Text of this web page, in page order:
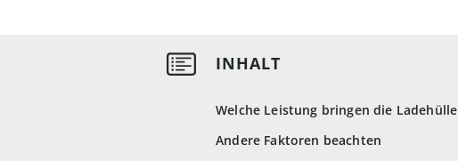
Welche Leistung bringen die
Andere Faktoren beachten